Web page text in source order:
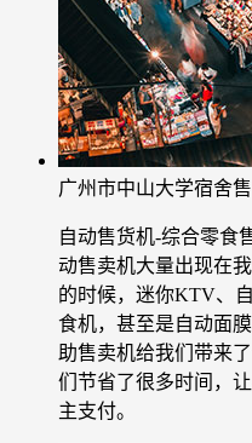
广州市中山大学宿舍
自动售货机-综合零食
动售卖机大量出现在
的时候，迷你KTV、
食机，甚至是自动面
助售卖机给我们带来
们节省了很多时间，
主支付。